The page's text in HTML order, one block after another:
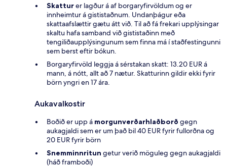
Skatturer lagður á af borgaryfirvöldum og er
innheimtur á gististaðnum. Undanþágur eða
skattaafslættir gætu átt við. Til að fá frekari upplýsingar
skaltu hafa samband við gististaðinn með
tengiliðaupplýsingunum sem finna má í staðfestingunni
sem berst eftir bókun.
Borgaryfirvöld leggja á sérstakan skatt: 13.20 EUR á
mann, á nótt, allt að 7 nætur. Skatturinn gildir ekki fyrir
börn yngri en 17 ára.
Aukavalkostir
Boðið er upp á morgunverðarhlaðborð gegn
aukagjaldi sem er um það bil 40 EUR fyrir fullorðna og
20 EUR fyrir börn
Snemminnritun getur verið möguleg gegn aukagjaldi
(háð framboði)